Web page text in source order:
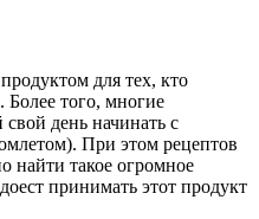
для тех, кто
Более того, многие
день начинать с
При этом рецептов
найти такое огромное
принимать этот продукт